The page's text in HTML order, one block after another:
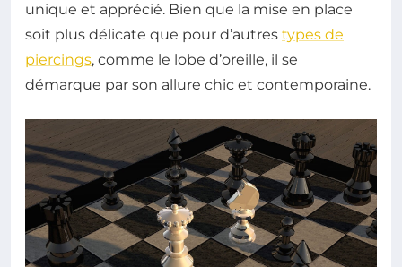
unique et apprécié. Bien que la mise en place
soit plus délicate que pour d’autres types de
piercings, comme le lobe d’oreille, il se
démarque par son allure chic et contemporaine.